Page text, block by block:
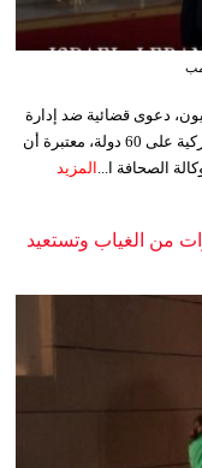
دعوى قضائية ضد إدارة
دونالد ترمب، الاثنين، على خلفية فرضه رسوماً جمركية على 60 دولة، معتبرة أن
الصحافة ا... المزيد
من الغياب وتستعيد